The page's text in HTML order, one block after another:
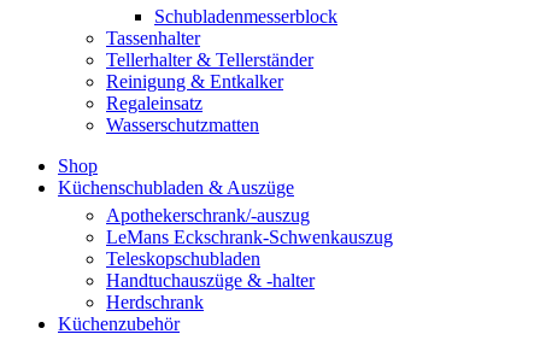
Schubladenmesserblock
Tassenhalter
Tellerhalter & Tellerständer
Reinigung & Entkalker
Regaleinsatz
Wasserschutzmatten
Shop
Küchenschubladen & Auszüge
Apothekerschrank/-auszug
LeMans Eckschrank-Schwenkauszug
Teleskopschubladen
Handtuchauszüge & -halter
Herdschrank
Küchenzubehör